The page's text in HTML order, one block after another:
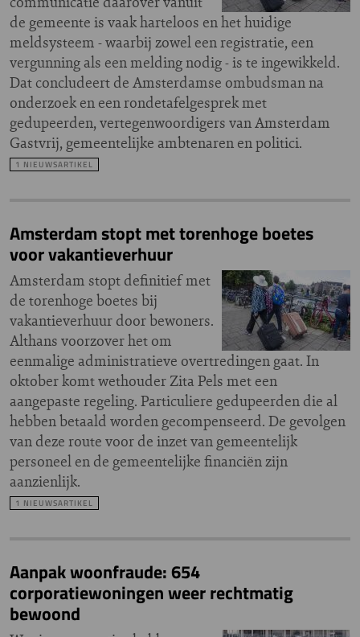
de gemeente is vaak harteloos en het huidige
meldsysteem - waarbij zowel een registratie, een
vergunning als een melding nodig - is te ingewikkeld.
Dat concludeert de Amsterdamse ombudsman na
onderzoek en een rondetafelgesprek met
gedupeerden, vertegenwoordigers van Amsterdam
Gastvrij, gemeentelijke ambtenaren en politici.
1 NIEUWSARTIKEL
Amsterdam stopt met torenhoge boetes
voor vakantieverhuur
Amsterdam stopt definitief met
de torenhoge boetes bij
vakantieverhuur door bewoners.
Althans voorzover het om
eenmalige administratieve overtredingen gaat. In
oktober komt wethouder Zita Pels met een
aangepaste regeling. Particuliere gedupeerden die al
hebben betaald worden gecompenseerd. De gevolgen
van deze route voor de inzet van gemeentelijk
personeel en de gemeentelijke financiën zijn
aanzienlijk.
1 NIEUWSARTIKEL
Aanpak woonfraude: 654
corporatiewoningen weer rechtmatig
bewoond